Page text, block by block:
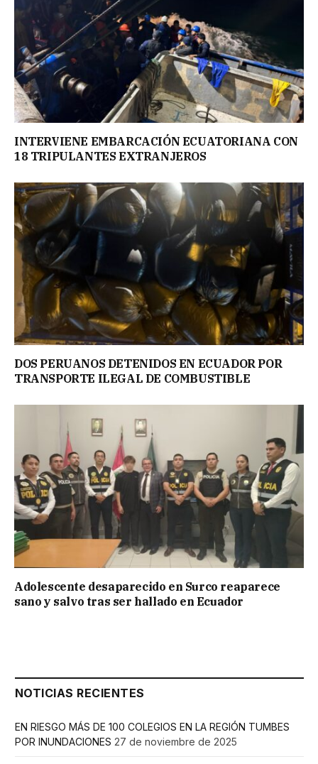
INTERVIENE EMBARCACIÓN ECUATORIANA CON
18 TRIPULANTES EXTRANJEROS
DOS PERUANOS DETENIDOS EN ECUADOR POR
TRANSPORTE ILEGAL DE COMBUSTIBLE
Adolescente desaparecido en Surco reaparece
sano y salvo tras ser hallado en Ecuador
NOTICIAS RECIENTES
EN RIESGO MÁS DE 100 COLEGIOS EN LA REGIÓN TUMBES
POR INUNDACIONES 27 de noviembre de 2025